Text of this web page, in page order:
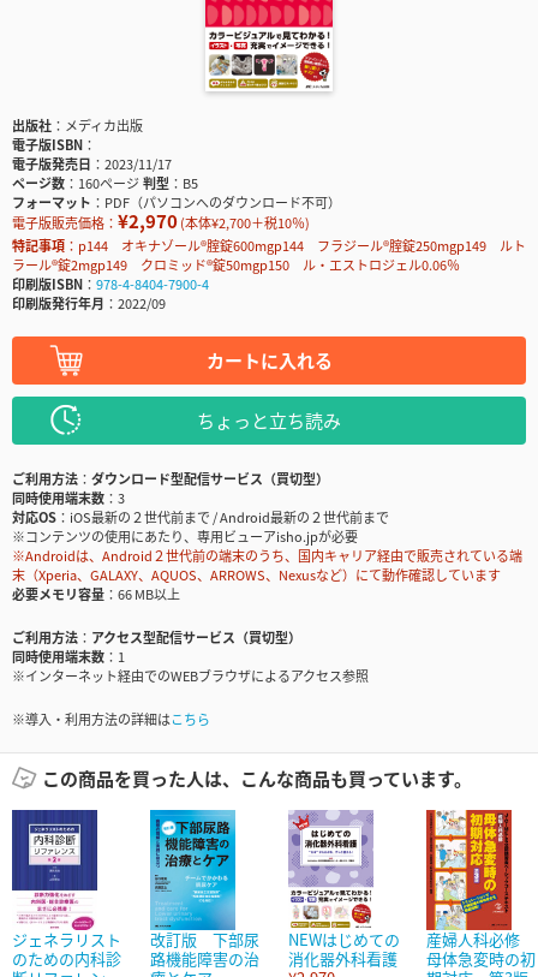
出版社
メディカ出版
電子版ISBN
電子版発売日
2023/11/17
ページ数
160ページ判型
B5
フォーマット
PDF（パソコンへのダウンロード不可）
電子版販売価格： ¥2,970(本体¥2,700＋税10％)
特記事項
p144 オキナゾール®腟錠600mgp144 フラジール®腟錠250mgp149 ルト
ラール®錠2mgp149 クロミッド®錠50mgp150 ル・エストロジェル0.06％
印刷版ISBN
978-4-8404-7900-4
印刷版発行年月
2022/09
カートに入れる
ちょっと立ち読み
ご利用方法
ダウンロード型配信サービス（買切型）
同時使用端末数
3
対応OS
iOS最新の２世代前まで / Android最新の２世代前まで
※コンテンツの使用にあたり、専用ビューアisho.jpが必要
※Androidは、Android２世代前の端末のうち、国内キャリア経由で販売されている端
末（Xperia、GALAXY、AQUOS、ARROWS、Nexusなど）にて動作確認しています
必要メモリ容量
66 MB以上
ご利用方法
アクセス型配信サービス（買切型）
同時使用端末数
1
※インターネット経由でのWEBブラウザによるアクセス参照
※導入・利用方法の詳細はこちら
この商品を買った人は、こんな商品も買っています。
ジェネラリスト
のための内科診
改訂版 下部尿
路機能障害の治
NEWはじめての
消化器外科看護
産婦人科必修
母体急変時の初